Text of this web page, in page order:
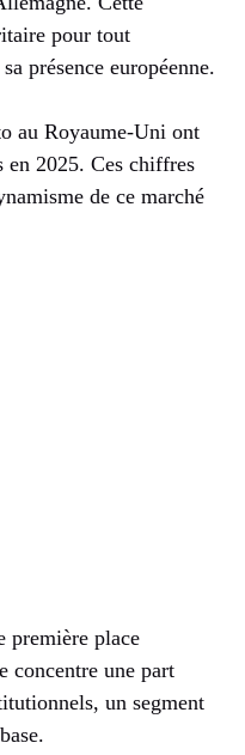
pour tout
présence européenne.
au Royaume-Uni ont
2025. Ces chiffres
de ce marché
première place
concentre une part
un segment